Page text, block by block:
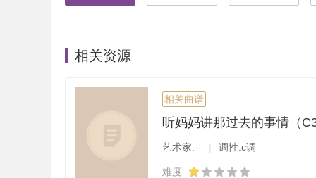
相关资源
相关曲谱
艺术家:-- | 调性:c调
难度